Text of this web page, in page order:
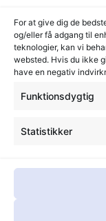
For at give dig de
og/eller få adgang til
teknologier, kan vi
websted. Hvis du ikke
have en negativ
Funktionsdygtig
Statistikker
2026